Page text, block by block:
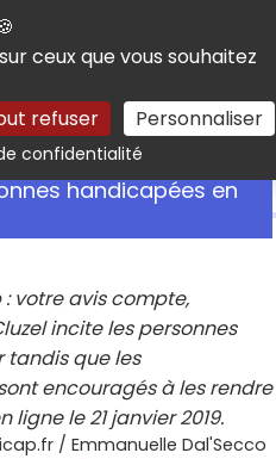
ceux que vous souhaitez
refuser Personnaliser
confidentialitéRechercher
handicapées en
votre avis compte,
incite les personnes
tandis que les
encouragés à les rendre
le 21 janvier 2019.
/ Emmanuelle Dal'Secco